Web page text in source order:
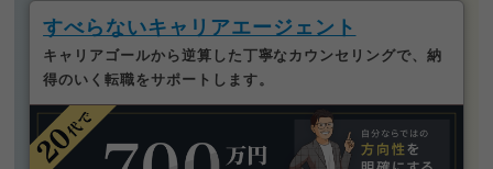
すべらないキャリアエージェント
キャリアゴールから逆算した丁寧なカウンセリングで、納
得のいく転職をサポートします。